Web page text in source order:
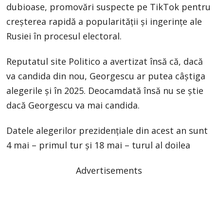
dubioase, promovări suspecte pe TikTok pentru
creșterea rapidă a popularității și ingerințe ale
Rusiei în procesul electoral.
Reputatul site Politico a avertizat însă că, dacă
va candida din nou, Georgescu ar putea câștiga
alegerile și în 2025. Deocamdată însă nu se știe
dacă Georgescu va mai candida.
Datele alegerilor prezidențiale din acest an sunt
4 mai – primul tur și 18 mai – turul al doilea
Advertisements